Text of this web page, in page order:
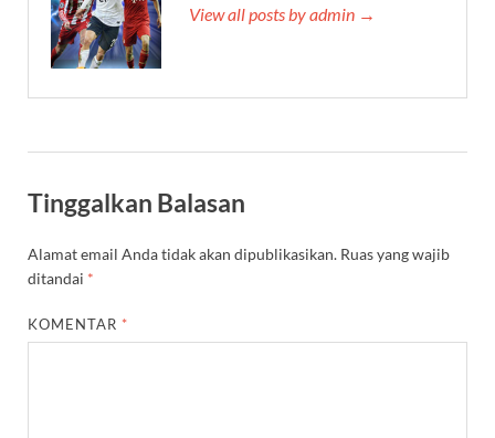
View all posts by admin →
Tinggalkan Balasan
Alamat email Anda tidak akan dipublikasikan. Ruas yang wajib
ditandai *
KOMENTAR *